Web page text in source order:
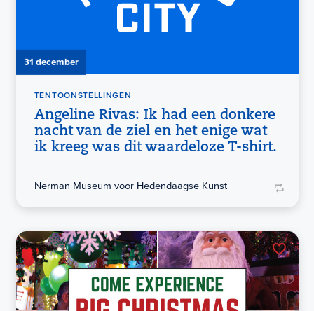
31 december
TENTOONSTELLINGEN
Angeline Rivas: Ik had een donkere
nacht van de ziel en het enige wat
ik kreeg was dit waardeloze T-shirt.
Nerman Museum voor Hedendaagse Kunst